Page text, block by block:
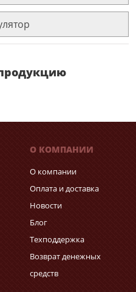
О КОМПАНИИ
О компании
Оплата и доставка
Новости
Блог
Техподдержка
Возврат денежных
средств